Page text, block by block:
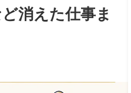
消えた仕事ま